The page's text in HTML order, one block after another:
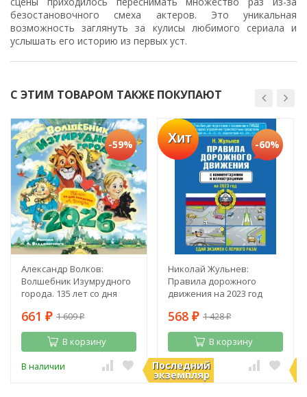
безостановочного смеха актеров. Это уникальная
возможность заглянуть за кулисы любимого сериала и
услышать его историю из первых уст.
С ЭТИМ ТОВАРОМ ТАКЖЕ ПОКУПАЮТ
-59%
Александр Волков:
Волшебник Изумрудного
города. 135 лет со дня
661 ₽ 1 609₽
В корзину
В наличии
Хит
Последний
экземпляр
-60%
Николай Жульнев:
Правила дорожного
движения на 2023 год
568 ₽ 1 428₽
В корзину
В наличии